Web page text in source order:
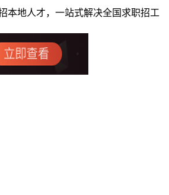
本地人才，一站式解决全国求职招工